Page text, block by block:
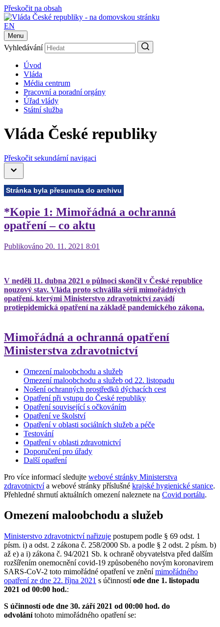
Přeskočit na obsah
EN
Menu
Vyhledávání
Úvod
Vláda
Média centrum
Pracovní a poradní orgány
Úřad vlády
Státní služba
Vláda České republiky
Přeskočit sekundární navigaci
Stránka byla přesunuta do archivu
*Kopie 1: Mimořádná a ochranná
opatření – co aktu
Publikováno 20. 11. 2021 8:01
V neděli 11. dubna 2021 o půlnoci skončil v České republice
nouzový stav. Vláda proto schválila sérii mimořádných
opatření, kterými Ministerstvo zdravotnictví zavádí
protiepidemická opatření na základě pandemického zákona.
Mimořádná a ochranná opatření
Ministerstva zdravotnictví
Omezení maloobchodu a služeb
Omezení maloobchodu a služeb od 22. listopadu
Nošení ochranných prostředků dýchacích cest
Opatření při vstupu do České republiky
Opatření související s očkováním
Opatření ve školství
Opatření v oblasti sociálních služeb a péče
Testování
Opatření v oblasti zdravotnictví
Doporučení pro úřady
Další opatření
Pro více informací sledujte webové stránky Ministerstva
zdravotnictvía webové stránky příslušné krajské hygienické stanice.
Přehledné shrnutí aktuálních omezení naleznete na Covid portálu.
Omezení maloobchodu a služeb
Ministerstvo zdravotnictví nařizuje postupem podle § 69 odst. 1
písm. i) a odst. 2 zákona č. 258/2000 Sb. a podle § 2 odst. 2 písm. b)
až e) a i) zákona č. 94/2021 Sb. k ochraně obyvatelstva před dalším
rozšířením onemocnění covid-19 způsobeného novým koronavirem
SARS-CoV-2 toto mimořádné opatření ve zněnímimořádného
opatření ze dne 22. října 2021 s účinnostíode dne 1. listopadu
2021 od 00:00 hod.:
S účinností ode dne 30. září 2021 od 00:00 hod. do
odvolánítohoto mimořádného opatření se: